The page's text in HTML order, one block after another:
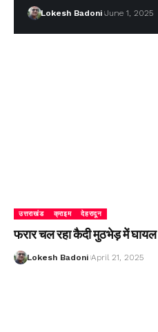
Lokesh Badoni June 1, 2025
उत्तराखंड क्राइम देहरादून
फरार चल रहा कैदी मुठभेड़ में घायल
Lokesh Badoni April 21, 2025